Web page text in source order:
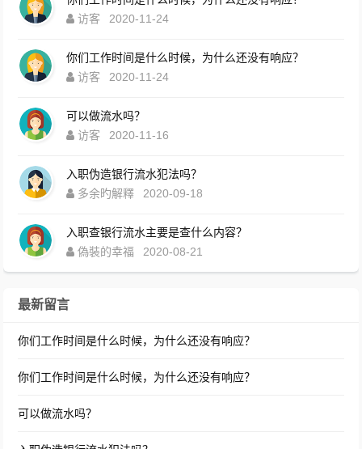
访客
2020-11-24
你们工作时间是什么时候，为什么还没有响应？
访客
2020-11-24
可以做流水吗？
访客
2020-11-16
入职伪造银行流水犯法吗？
多余旳解釋
2020-09-18
入职查银行流水主要是查什么内容？
偽裝的幸福
2020-08-21
最新留言
你们工作时间是什么时候，为什么还没有响应？
你们工作时间是什么时候，为什么还没有响应？
可以做流水吗？